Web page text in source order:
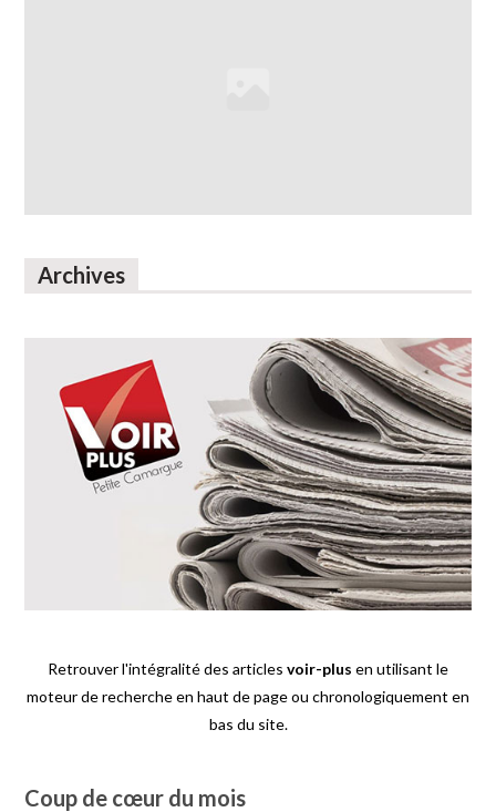
Archives
Retrouver l'intégralité des articles voir-plus en utilisant le
moteur de recherche en haut de page ou chronologiquement en
bas du site.
Coup de cœur du mois